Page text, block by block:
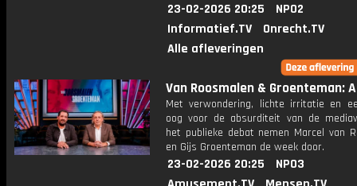
23-02-2026 20:25
NPO2
Informatief.TV
Onrecht.TV
Alle afleveringen
Van Roosmalen & Groenteman:
Met verwondering, lichte irritatie en
oog voor de absurditeit van de
het publieke debat nemen Marcel van
en Gijs Groenteman de week door.
23-02-2026 20:25
NPO3